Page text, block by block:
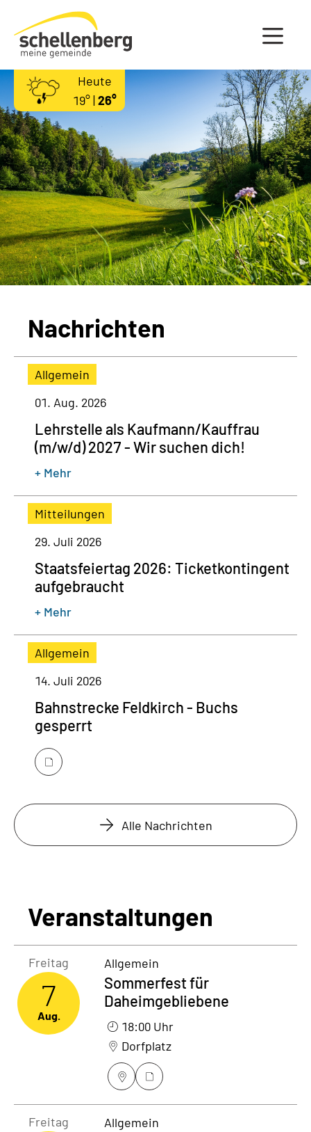
Gemeinde Schellenberg Startseite
Heute
19° |26°
Nachrichten
Allgemein
01. Aug. 2026
Lehrstelle als Kaufmann/Kauffrau
(m/w/d) 2027 - Wir suchen dich!
+ Mehr
Mitteilungen
29. Juli 2026
Staatsfeiertag 2026: Ticketkontingent
aufgebraucht
+ Mehr
Allgemein
14. Juli 2026
Bahnstrecke Feldkirch - Buchs
gesperrt
Alle Nachrichten
Veranstaltungen
Freitag
7
Aug.
Sommerfest für
Daheimgebliebene
Allgemein
18:00 Uhr
Dorfplatz
Freitag Allgemein